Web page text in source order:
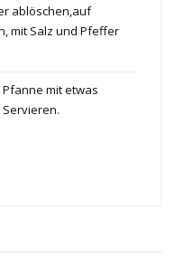
ablöschen,auf
mit Salz und Pfeffer
mit etwas